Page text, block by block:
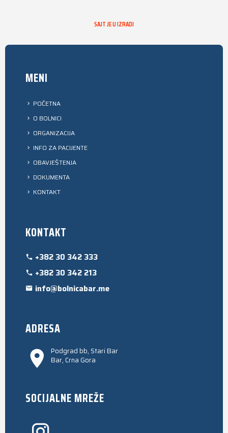
SAJT JE U IZRADI
MENI
POČETNA
O BOLNICI
ORGANIZACIJA
INFO ZA PACIJENTE
OBAVJEŠTENJA
DOKUMENTA
KONTAKT
KONTAKT
+382 30 342 333
+382 30 342 213
info@bolnicabar.me
ADRESA
Podgrad bb, Stari Bar
Bar, Crna Gora
SOCIJALNE MREŽE